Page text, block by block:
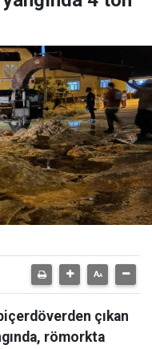
çıkan
römorkta